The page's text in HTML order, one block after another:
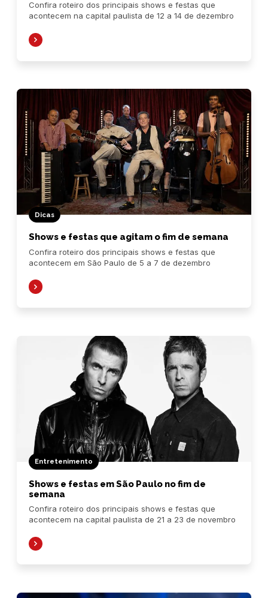
Confira roteiro dos principais shows e festas que
acontecem na capital paulista de 12 a 14 de dezembro
Dicas
Shows e festas que agitam o fim de semana
Confira roteiro dos principais shows e festas que
acontecem em São Paulo de 5 a 7 de dezembro
Entretenimento
Shows e festas em São Paulo no fim de
semana
Confira roteiro dos principais shows e festas que
acontecem na capital paulista de 21 a 23 de novembro